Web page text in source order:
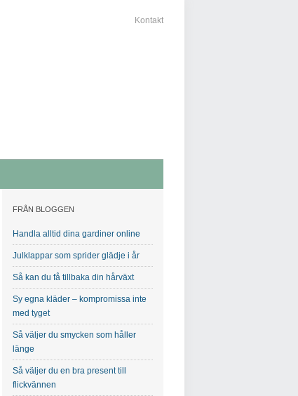
Kontakt
FRÅN BLOGGEN
Handla alltid dina gardiner online
Julklappar som sprider glädje i år
Så kan du få tillbaka din hårväxt
Sy egna kläder – kompromissa inte
med tyget
Så väljer du smycken som håller
länge
Så väljer du en bra present till
flickvännen